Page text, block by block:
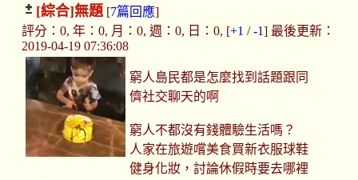
[綜合]無題[7篇回應]
評分：0, 年：0, 月：0, 週：0, 日：0, [+1 /-1] 最後更新：
2019-04-19 07:36:08
窮人島民都是怎麼找到話題跟同
儕社交聊天的啊
窮人不都沒有錢體驗生活嗎？
人家在旅遊嚐美食買新衣服球鞋
健身化妝，討論休假時要去哪裡